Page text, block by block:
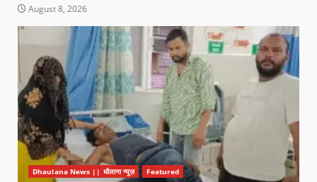
August 8, 2026
Dhaulana News || धौलाना न्यूज़ Featured